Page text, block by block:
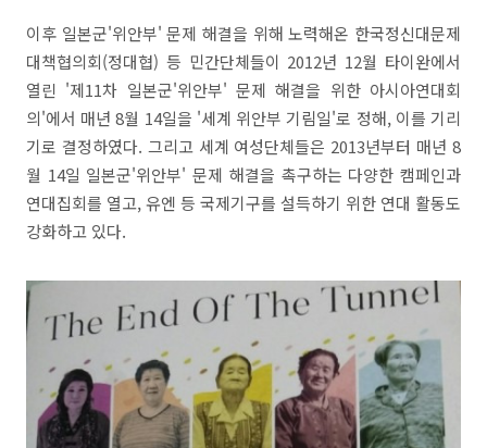
이후 일본군'위안부' 문제 해결을 위해 노력해온 한국정신대문제
대책협의회(정대협) 등 민간단체들이 2012년 12월 타이완에서
열린 '제11차 일본군'위안부' 문제 해결을 위한 아시아연대회
의'에서 매년 8월 14일을 '세계 위안부 기림일'로 정해, 이를 기리
기로 결정하였다. 그리고 세계 여성단체들은 2013년부터 매년 8
월 14일 일본군'위안부' 문제 해결을 촉구하는 다양한 캠페인과
연대집회를 열고, 유엔 등 국제기구를 설득하기 위한 연대 활동도
강화하고 있다.